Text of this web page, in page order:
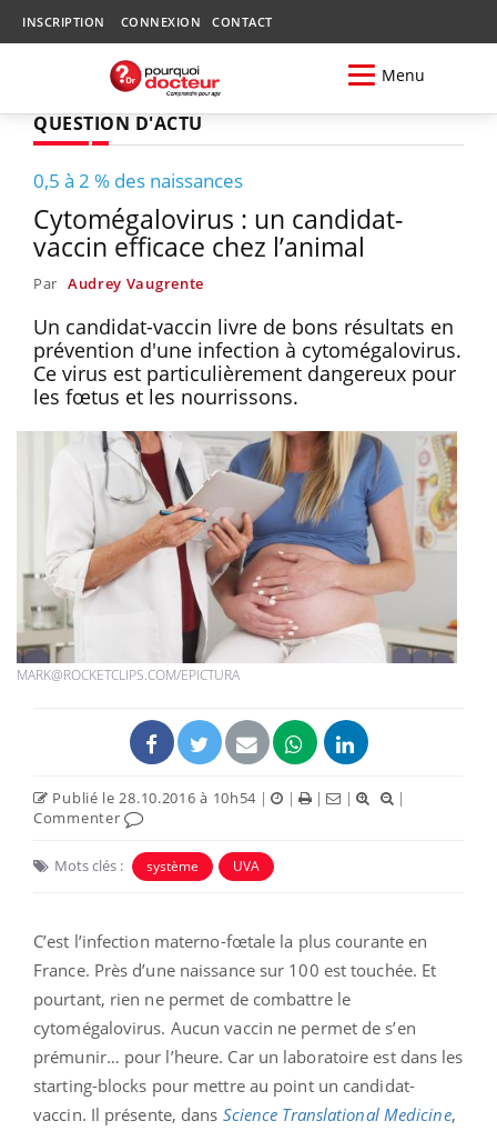
INSCRIPTION CONNEXION CONTACT
Menu
QUESTION D'ACTU
0,5 à 2 % des naissances
Cytomégalovirus : un candidat-
vaccin efficace chez l’animal
Par Audrey Vaugrente
Un candidat-vaccin livre de bons résultats en
prévention d'une infection à cytomégalovirus.
Ce virus est particulièrement dangereux pour
les fœtus et les nourrissons.
MARK@ROCKETCLIPS.COM/EPICTURA
Publié le 28.10.2016 à 10h54 | | | |
|
Commenter
Mots clés : système UVA
C’est l’infection materno-fœtale la plus courante en
France. Près d’une naissance sur 100 est touchée. Et
pourtant, rien ne permet de combattre le
cytomégalovirus. Aucun vaccin ne permet de s’en
prémunir… pour l’heure. Car un laboratoire est dans les
starting-blocks pour mettre au point un candidat-
vaccin. Il présente, dans Science Translational Medicine,